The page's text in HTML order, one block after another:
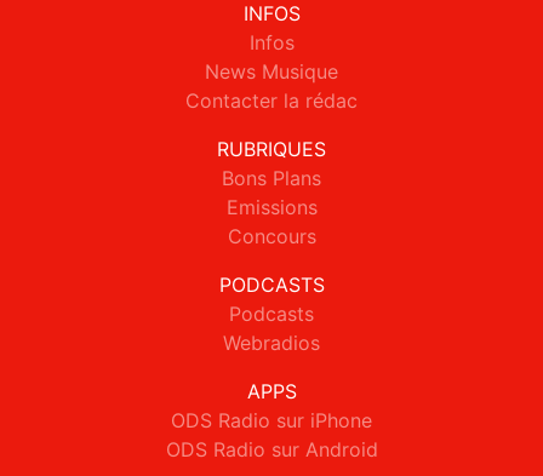
INFOS
Infos
News Musique
Contacter la rédac
RUBRIQUES
Bons Plans
Emissions
Concours
PODCASTS
Podcasts
Webradios
APPS
ODS Radio sur iPhone
ODS Radio sur Android